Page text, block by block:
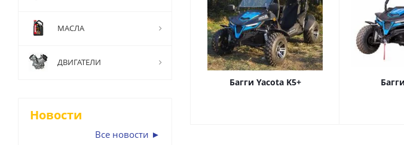
Багги Yacota K5+
МАСЛА
ДВИГАТЕЛИ
Новости
Все новости ►